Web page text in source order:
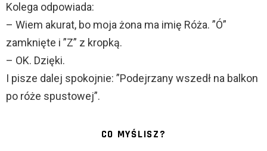
Kolega odpowiada:
– Wiem akurat, bo moja żona ma imię Róża. ”Ó”
zamknięte i ”Z” z kropką.
– OK. Dzięki.
I pisze dalej spokojnie: ”Podejrzany wszedł na balkon
po róże spustowej”.
CO MYŚLISZ?